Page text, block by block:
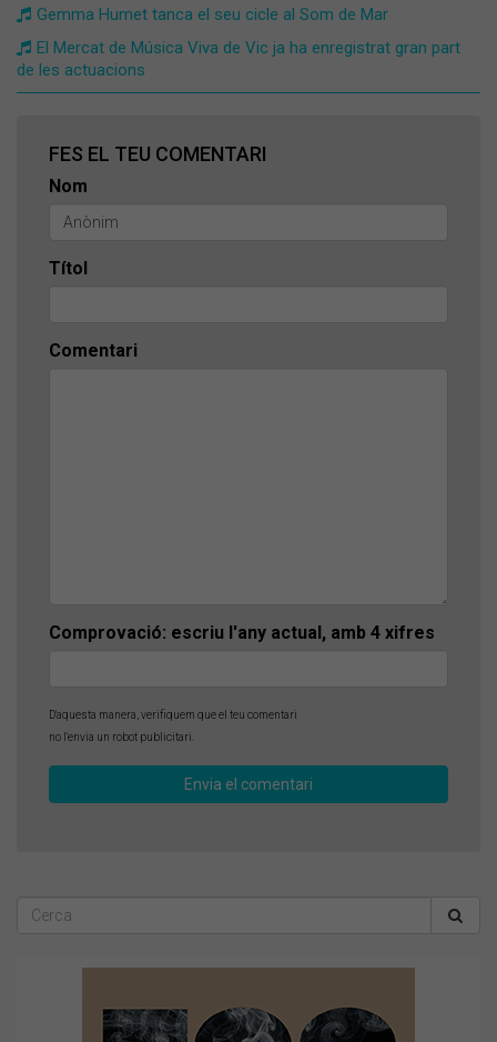
Gemma Humet tanca el seu cicle al Som de Mar
El Mercat de Música Viva de Vic ja ha enregistrat gran part
de les actuacions
FES EL TEU COMENTARI
Nom
Títol
Comentari
Comprovació: escriu l'any actual, amb 4 xifres
D'aquesta manera, verifiquem que el teu comentari
no l'envia un robot publicitari.